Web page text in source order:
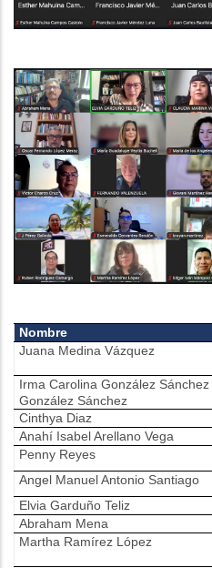
Nombre
Juana Medina Vázquez
Irma Carolina González Sánchez
González Sánchez
Cinthya Diaz
Anahí Isabel Arellano Vega
Penny Reyes
Angel Manuel Antonio Santiago
Elvia Garduño Teliz
Abraham Mena
Martha Ramírez López